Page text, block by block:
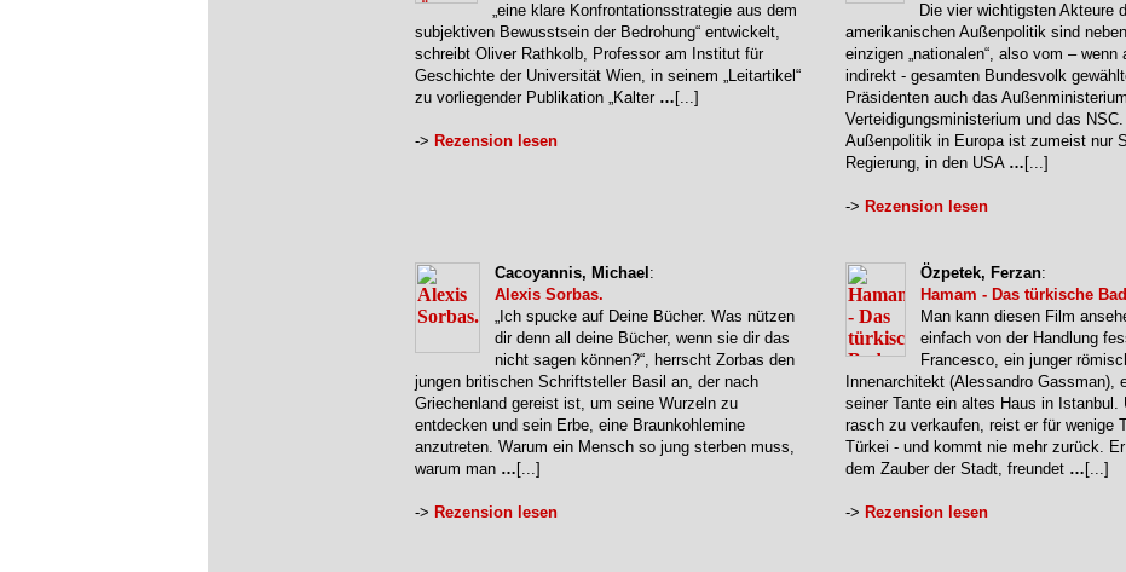
„eine klare Konfrontationsstrategie aus dem
subjektiven Bewusstsein der Bedrohung“ entwickelt,
schreibt Oliver Rathkolb, Professor am Institut für
Geschichte der Universität Wien, in seinem „Leitartikel“
zu vorliegender Publikation „Kalter … [...]
-> Rezension lesen
Die vier wichtigsten Akteure
amerikanischen Außenpolitik sind
einzigen „nationalen“, also vom – wenn
indirekt - gesamten Bundesvolk
Präsidenten auch das
Verteidigungsministerium und das NSC.
Außenpolitik in Europa ist zumeist nur
Regierung, in den USA … [...]
-> Rezension lesen
Cacoyannis, Michael :
Alexis Sorbas.
„Ich spucke auf Deine Bücher. Was nützen
dir denn all deine Bücher, wenn sie dir das
nicht sagen können?“, herrscht Zorbas den
jungen britischen Schriftsteller Basil an, der nach
Griechenland gereist ist, um seine Wurzeln zu
entdecken und sein Erbe, eine Braunkohlemine
anzutreten. Warum ein Mensch so jung sterben muss,
warum man … [...]
-> Rezension lesen
Özpetek, Ferzan:
Hamam - Das türkische Bad
Man kann diesen Film
einfach von der Handlung
Francesco, ein junger
Innenarchitekt (Alessandro Gassman),
seiner Tante ein altes Haus in Istanbul.
rasch zu verkaufen, reist er für wenige
Türkei - und kommt nie mehr zurück.
dem Zauber der Stadt, freundet … [...]
-> Rezension lesen